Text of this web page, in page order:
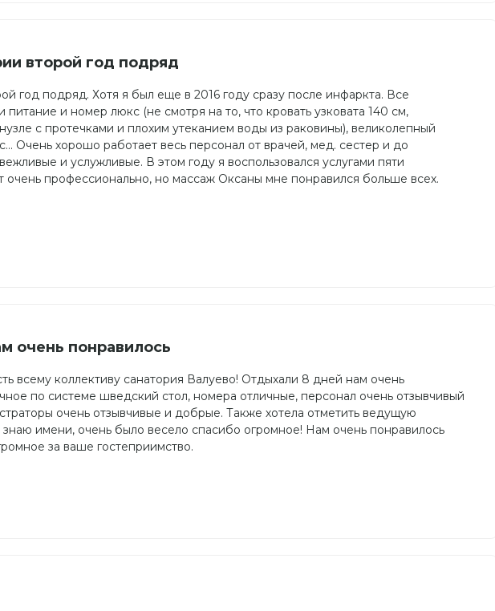
второй год подряд
год подряд. Хотя я был еще в 2016 году сразу после инфаркта. Все
и номер люкс (не смотря на то, что кровать узковата 140 см,
с протечками и плохим утеканием воды из раковины), великолепный
Очень хорошо работает весь персонал от врачей, мед. сестер и до
и услужливые. В этом году я воспользовался услугами пяти
очень профессионально, но массаж Оксаны мне понравился больше всех.
очень понравилось
всему коллективу санатория Валуево! Отдыхали 8 дней нам очень
по системе шведский стол, номера отличные, персонал очень отзывчивый
очень отзывчивые и добрые. Также хотела отметить ведущую
имени, очень было весело спасибо огромное! Нам очень понравилось
за ваше гостеприимство.